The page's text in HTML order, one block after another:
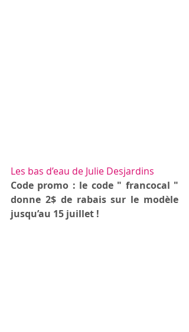
Les bas d’eau de Julie Desjardins
Code promo : le code " francocal "
donne 2$ de rabais sur le modèle
jusqu’au 15 juillet !